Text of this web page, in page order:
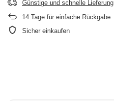
Günstige und schnelle Lieferung
14 Tage für einfache Rückgabe
Sicher einkaufen